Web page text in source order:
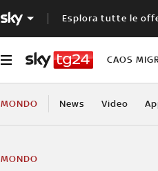
Esplora tutte le
CAOS
MONDO News Video
MONDO